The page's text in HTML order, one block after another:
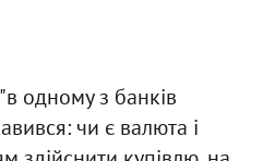
одному з банків
чи є валюта і